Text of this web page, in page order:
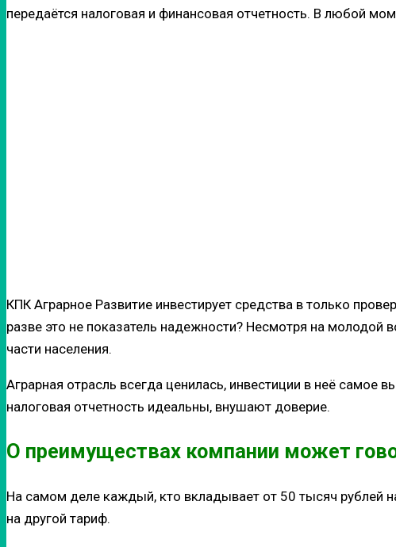
передаётся налоговая и финансовая отчетность. В любой
КПК Аграрное Развитие инвестирует средства в только
разве это не показатель надежности? Несмотря на
части населения.
Аграрная отрасль всегда ценилась, инвестиции в неё
налоговая отчетность идеальны, внушают доверие.
О преимуществах компании может
На самом деле каждый, кто вкладывает от 50 тысяч рублей
на другой тариф.